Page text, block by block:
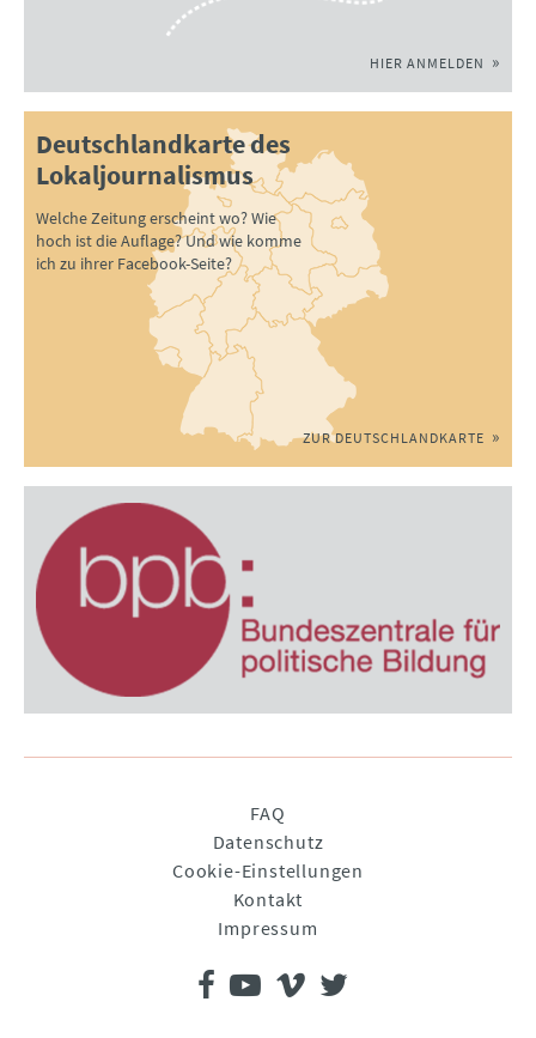
HIER ANMELDEN
Deutschlandkarte des
Lokaljournalismus
Welche Zeitung erscheint wo? Wie
hoch ist die Auflage? Und wie komme
ich zu ihrer Facebook-Seite?
ZUR DEUTSCHLANDKARTE
FAQ
Datenschutz
Cookie-Einstellungen
Kontakt
Impressum